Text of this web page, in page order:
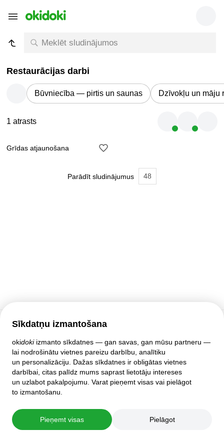
Restaurācijas darbi
Būvniecība — pirtis un saunas Dzīvokļu un māju
1 atrasts
Grīdas atjaunošana
Parādīt sludinājumus 48
Sīkdatņu izmantošana
okidokiizmanto sīkdatnes — gan savas, gan mūsu partneru —
lai nodrošinātu vietnes pareizu darbību, analītiku
un personalizāciju. Dažas sīkdatnes ir obligātas vietnes
darbībai, citas palīdz mums saprast lietotāju intereses
un uzlabot pakalpojumu. Varat pieņemt visas vai pielāgot
to izmantošanu.
Pieņemt visas Pielāgot
Klientu atbalsts
Palīdzība
Politika un līgumi
Privātuma iestatījumi
Pilnā mājas lapas versija
© 2007–2026 oki